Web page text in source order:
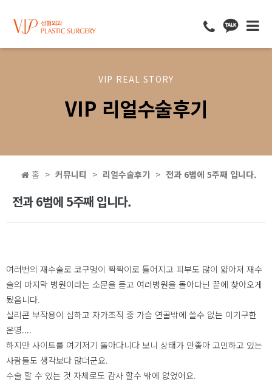
VIP REAL STORY
VIP 리얼수술후기
홈 커뮤니티 리얼수술후기 전과 6범에 5주째 입니다.
전과 6범에 5주째 입니다.
여러번의 재수술로 코구멍이 짝짝이로 틀어지고 피부도 많이 얇아져 재수
술의 마지막 병원이라는 소문을 듣고 여러병원을 돌아다닌 끝에 찾아오게
됬음니다.
실리콘 부작용이 심하고 자가조직 중 가슴 연골밖에 쓸수 없는 이기구한
운명....
하지만 사이트를 여기저기 돌아다니다 보니 상태가 안좋아 고민하고 있는
사람들도 생각보다 많더군요.
수술 할 수 있는 것 자체로도 감사 할수 밖에 없었어요.